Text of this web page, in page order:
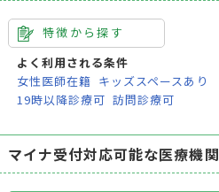
特徴から探す
よく利用される条件
女性医師在籍 キッズスペースあり
19時以降診療可 訪問診療可
マイナ受付対応可能な医療機関